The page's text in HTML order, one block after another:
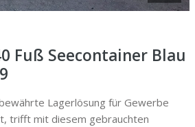
Fuß Seecontainer Blau
Lagerlösung für Gewerbe
trifft mit diesem gebrauchten